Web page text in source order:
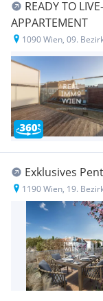
READY TO
APPARTEMENT
1090 Wien, 09.
Exklusives
1190 Wien, 19.